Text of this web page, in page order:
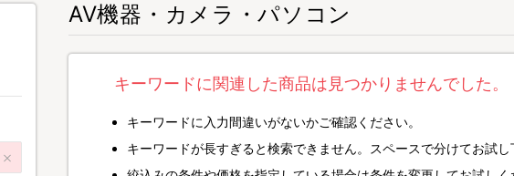
AV機器・カメラ・パソコン
キーワードに関連した商品は見つかりませんでした。
キーワードに入力間違いがないかご確認ください。
キーワードが長すぎると検索できません。スペースで分けてお試し